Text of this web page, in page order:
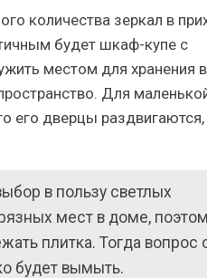
количества зеркал в
будет шкаф-купе с
местом для хранения
Для
его дверцы раздвигаются,
в пользу светлых
мест в доме,
плитка. Тогда вопрос
будет вымыть.